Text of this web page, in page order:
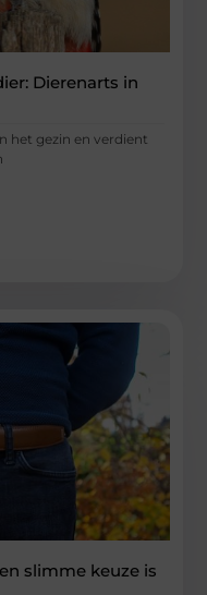
Dierenarts in
het gezin en verdient
slimme keuze is